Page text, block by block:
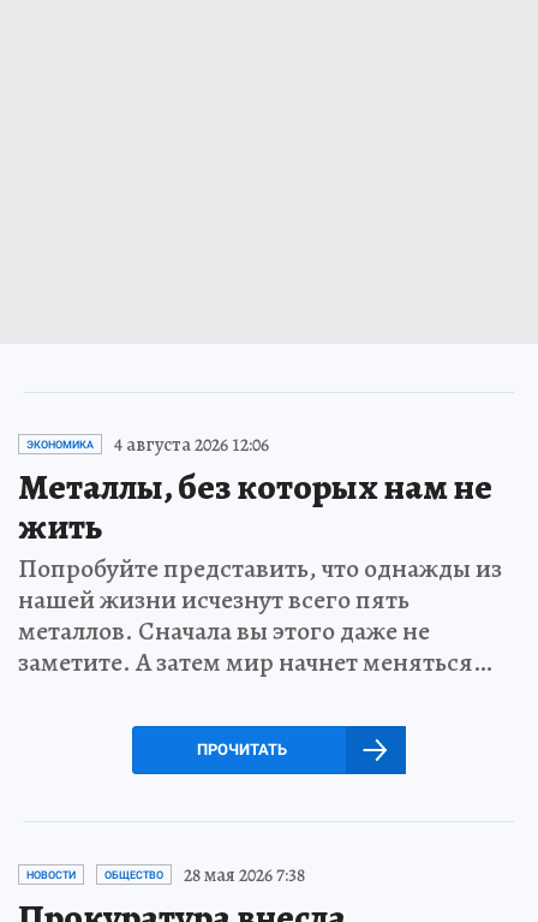
ЭКОНОМИКА 4 августа 2026 12:06
Металлы, без которых нам не
жить
Попробуйте представить, что однажды из
нашей жизни исчезнут всего пять
металлов. Сначала вы этого даже не
заметите. А затем мир начнет меняться…
ПРОЧИТАТЬ
НОВОСТИ ОБЩЕСТВО 28 мая 2026 7:38